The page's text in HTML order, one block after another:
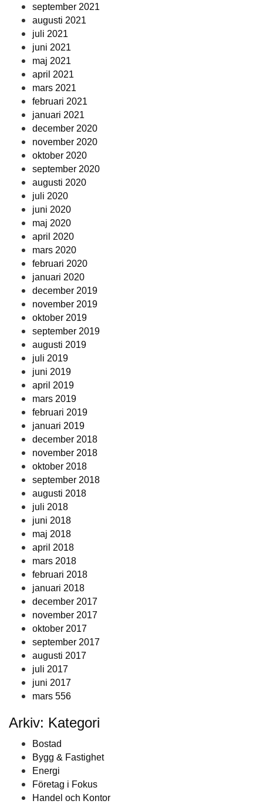
september 2021
augusti 2021
juli 2021
juni 2021
maj 2021
april 2021
mars 2021
februari 2021
januari 2021
december 2020
november 2020
oktober 2020
september 2020
augusti 2020
juli 2020
juni 2020
maj 2020
april 2020
mars 2020
februari 2020
januari 2020
december 2019
november 2019
oktober 2019
september 2019
augusti 2019
juli 2019
juni 2019
april 2019
mars 2019
februari 2019
januari 2019
december 2018
november 2018
oktober 2018
september 2018
augusti 2018
juli 2018
juni 2018
maj 2018
april 2018
mars 2018
februari 2018
januari 2018
december 2017
november 2017
oktober 2017
september 2017
augusti 2017
juli 2017
juni 2017
mars 556
Arkiv: Kategori
Bostad
Bygg & Fastighet
Energi
Företag i Fokus
Handel och Kontor